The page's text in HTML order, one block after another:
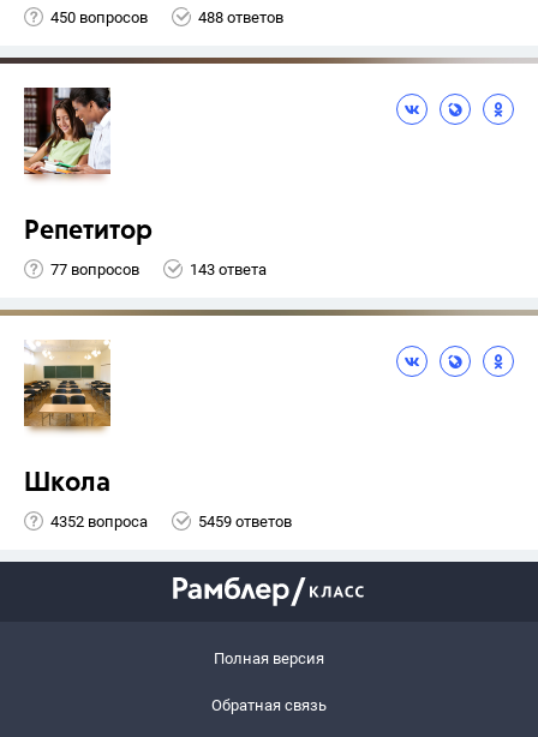
450 вопросов 488 ответов
Репетитор
77 вопросов 143 ответа
Школа
4352 вопроса 5459 ответов
Полная версия
Обратная связь